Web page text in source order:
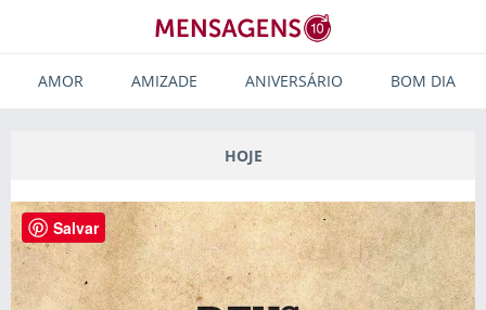
AMOR AMIZADE ANIVERSÁRIO BOM DIA
HOJE
Salvar